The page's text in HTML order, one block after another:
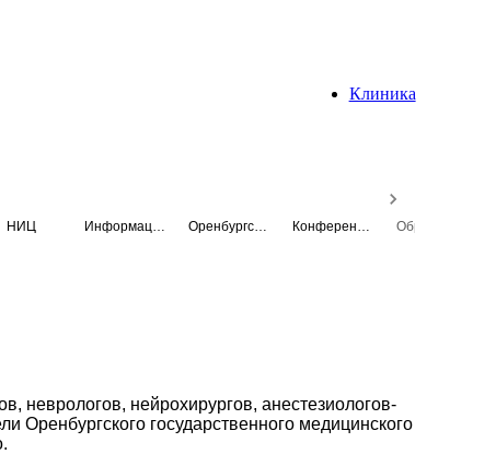
Клиника
НИЦ
неврологов, нейрохирургов, анестезиологов-
Оренбургского государственного медицинского